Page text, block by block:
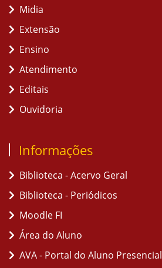
Midia
Extensão
Ensino
Atendimento
Editais
Ouvidoria
Informações
Biblioteca - Acervo Geral
Biblioteca - Periódicos
Moodle FI
Área do Aluno
AVA - Portal do Aluno Presencial